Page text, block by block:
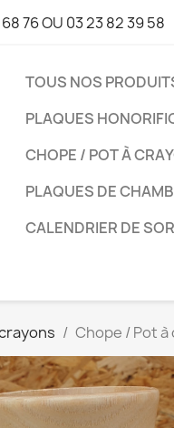
76 OU 03 23 82 39 58
TOUS NOS
PLAQUES
CHOPE / POT À
PLAQUES DE
CALENDRIER DE
Chope / Pot